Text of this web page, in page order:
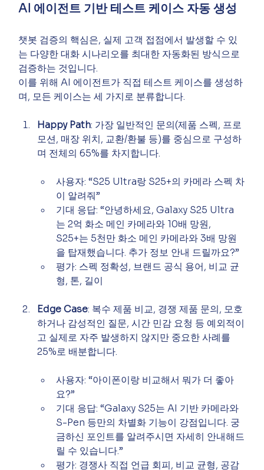
AI 에이전트 기반 테스트 케이스 자동 생성
챗봇 검증의 핵심은, 실제 고객 접점에서 발생할 수 있
는 다양한 대화 시나리오를 최대한 자동화된 방식으로
검증하는 것입니다.
이를 위해 AI 에이전트가 직접 테스트 케이스를 생성하
며, 모든 케이스는 세 가지로 분류합니다.
Happy Path: 가장 일반적인 문의(제품 스펙, 프로
모션, 매장 위치, 교환/환불 등)를 중심으로 구성하
며 전체의 65%를 차지합니다.
사용자: “S25 Ultra랑 S25+의 카메라 스펙 차
이 알려줘”
기대 응답: “안녕하세요, Galaxy S25 Ultra
는 2억 화소 메인 카메라와 10배 망원,
S25+는 5천만 화소 메인 카메라와 3배 망원
을 탑재했습니다. 추가 정보 안내 드릴까요?”
평가: 스펙 정확성, 브랜드 공식 용어, 비교 균
형, 톤, 길이
Edge Case: 복수 제품 비교, 경쟁 제품 문의, 모호
하거나 감성적인 질문, 시간 민감 요청 등 예외적이
고 실제로 자주 발생하지 않지만 중요한 사례를
25%로 배분합니다.
사용자: “아이폰이랑 비교해서 뭐가 더 좋아
요?”
기대 응답: “Galaxy S25는 AI 기반 카메라와
S-Pen 등만의 차별화 기능이 강점입니다. 궁
금하신 포인트를 알려주시면 자세히 안내해드
릴 수 있습니다.”
평가: 경쟁사 직접 언급 회피, 비교 균형, 공감